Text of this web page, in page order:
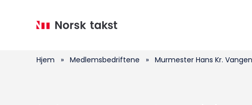
Hjem » Medlemsbedriftene » Murmester Hans Kr. Vangen